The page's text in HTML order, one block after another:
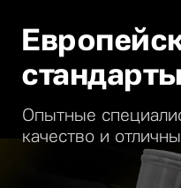
стандарты
Опытные
качество и